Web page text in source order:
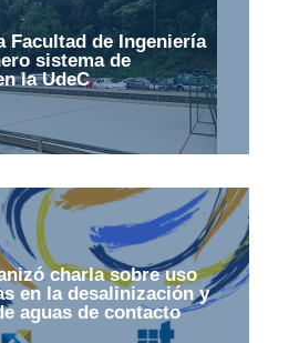
Facultad de Ingeniería
sistema de
la UdeC
charla sobre uso
en la desalinización y
aguas de contacto